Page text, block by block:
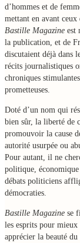
d’hommes et de
mettant en avant
Bastille Magazine est
la publication, et de
discutaient déjà dans
récits journalistiques
chroniques
prometteuses.
Doté d’un nom qui
bien sûr, la liberté de
promouvoir la cause
autorité usurpée ou
Pour autant, il ne
politique,
débats politiciens
démocraties.
Bastille Magazine se
les esprits pour mieux
apprécier la beauté